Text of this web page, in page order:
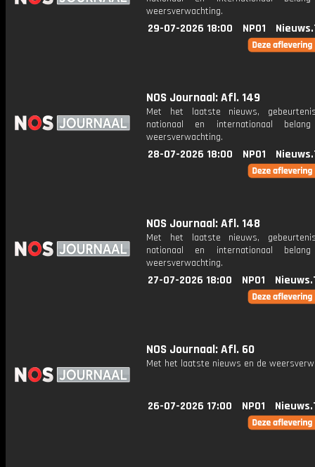
weersverwachting.
29-07-2026 18:00 NPO1
NOS Journaal: Afl. 149
Met het laatste nieuws,
nationaal en internationaal
weersverwachting.
28-07-2026 18:00 NPO1
NOS Journaal: Afl. 148
Met het laatste nieuws,
nationaal en internationaal
weersverwachting.
27-07-2026 18:00 NPO1
NOS Journaal: Afl. 60
Met het laatste nieuws en de
26-07-2026 17:00 NPO1